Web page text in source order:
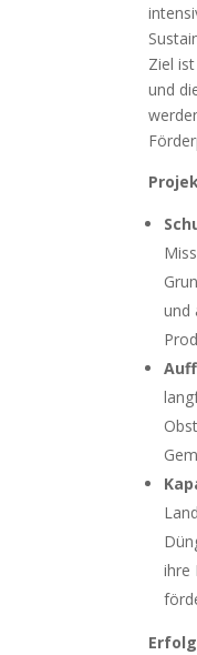
Ziel
und
und
ihre